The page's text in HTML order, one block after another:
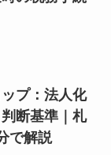
プ：法人化
断基準｜札
で解説